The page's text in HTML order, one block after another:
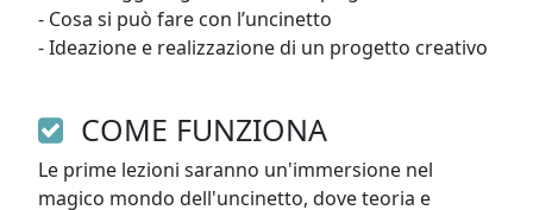
- Cosa si può fare con l’uncinetto
- Ideazione e realizzazione di un progetto creativo
COME FUNZIONA
Le prime lezioni saranno un'immersione nel
magico mondo dell'uncinetto, dove teoria e